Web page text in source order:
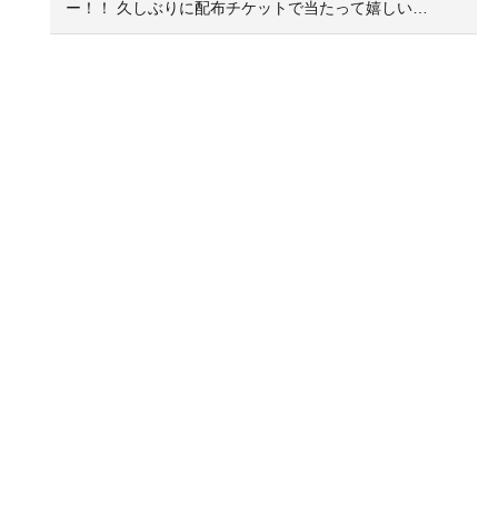
ー！！ 久しぶりに配布チケットで当たって嬉しい…